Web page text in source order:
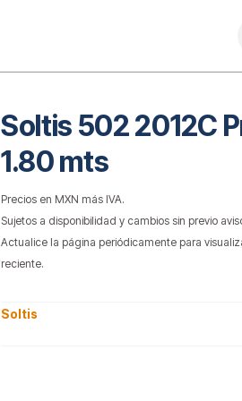
Soltis 502 2012C
1.80 mts
Precios en MXN más IVA.
Sujetos a disponibilidad y cambios sin previo
Actualice la página periódicamente para
reciente.
Soltis